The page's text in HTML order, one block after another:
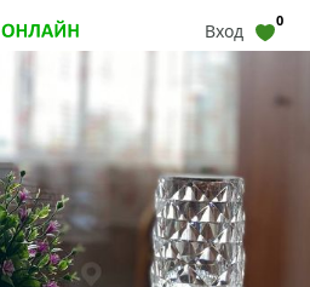
Вход 0